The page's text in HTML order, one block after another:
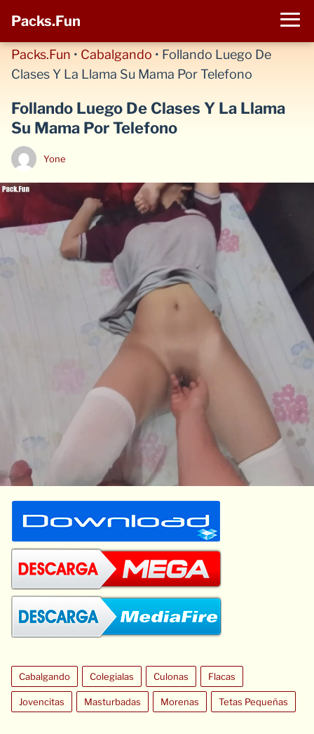
Packs.Fun
Packs.Fun • Cabalgando • Follando Luego De
Clases Y La Llama Su Mama Por Telefono
Follando Luego De Clases Y La Llama
Su Mama Por Telefono
Yone
Cabalgando Colegialas Culonas Flacas
Jovencitas Masturbadas Morenas Tetas Pequeñas